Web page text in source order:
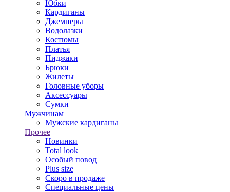
Юбки
Кардиганы
Джемперы
Водолазки
Костюмы
Платья
Пиджаки
Брюки
Жилеты
Головные уборы
Аксессуары
Сумки
Мужчинам
Мужские кардиганы
Прочее
Новинки
Total look
Особый повод
Plus size
Скоро в продаже
Специальные цены